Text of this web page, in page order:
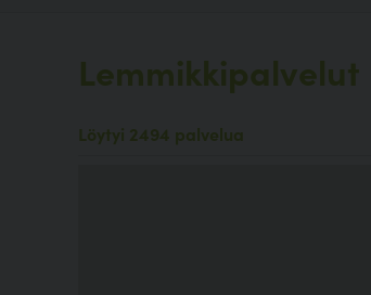
Lemmikkipalvelut
Löytyi 2494 palvelua